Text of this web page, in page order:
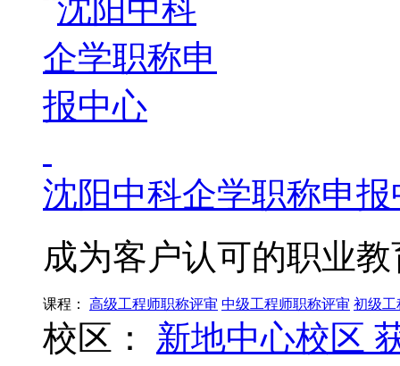
沈阳中科企学职称申报
成为客户认可的职业
课程： 高级工程师职称评审 中级工程师职称评审 初级工
校区： 新地中心校区